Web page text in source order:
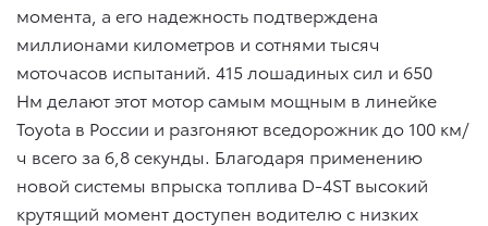
момента, а его надежность подтверждена
миллионами километров и сотнями тысяч
моточасов испытаний. 415 лошадиных сил и 650
Нм делают этот мотор самым мощным в линейке
Toyota в России и разгоняют вседорожник до 100 км/
ч всего за 6,8 секунды. Благодаря применению
новой системы впрыска топлива D-4ST высокий
крутящий момент доступен водителю с низких